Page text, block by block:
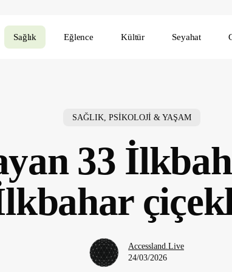
Sağlık Eğlence Kültür Seyahat
SAĞLIK, PSİKOLOJİ & YAŞAM
33
Accessland.Live
24/03/2026